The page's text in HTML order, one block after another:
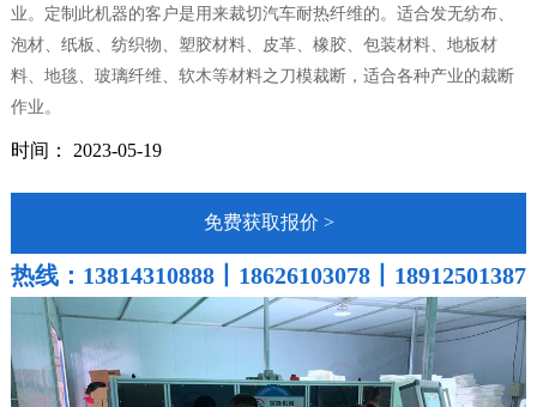
业。定制此机器的客户是用来裁切汽车耐热纤维的。适合发无纺布、
泡材、纸板、纺织物、塑胶材料、皮革、橡胶、包装材料、地板材
料、地毯、玻璃纤维、软木等材料之刀模裁断，适合各种产业的裁断
作业。
时间： 2023-05-19
免费获取报价 >
热线：13814310888丨18626103078丨18912501387